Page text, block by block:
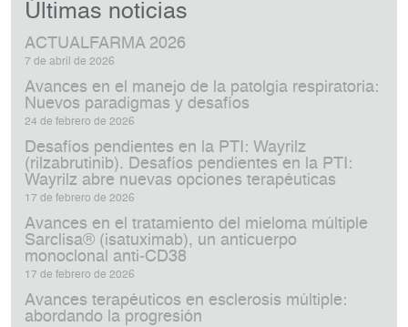
Últimas noticias
ACTUALFARMA 2026
7 de abril de 2026
Avances en el manejo de la patolgia respiratoria:
Nuevos paradigmas y desafíos
24 de febrero de 2026
Desafíos pendientes en la PTI: Wayrilz
(rilzabrutinib). Desafíos pendientes en la PTI:
Wayrilz abre nuevas opciones terapéuticas
17 de febrero de 2026
Avances en el tratamiento del mieloma múltiple
Sarclisa® (isatuximab), un anticuerpo
monoclonal anti‑CD38
17 de febrero de 2026
Avances terapéuticos en esclerosis múltiple:
abordando la progresión